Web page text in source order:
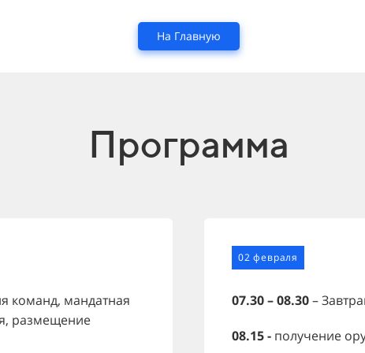
На Главную
Программа
команд, мандатная
размещение
02 февраля
07.30 – 08.30–
08.15 - получение